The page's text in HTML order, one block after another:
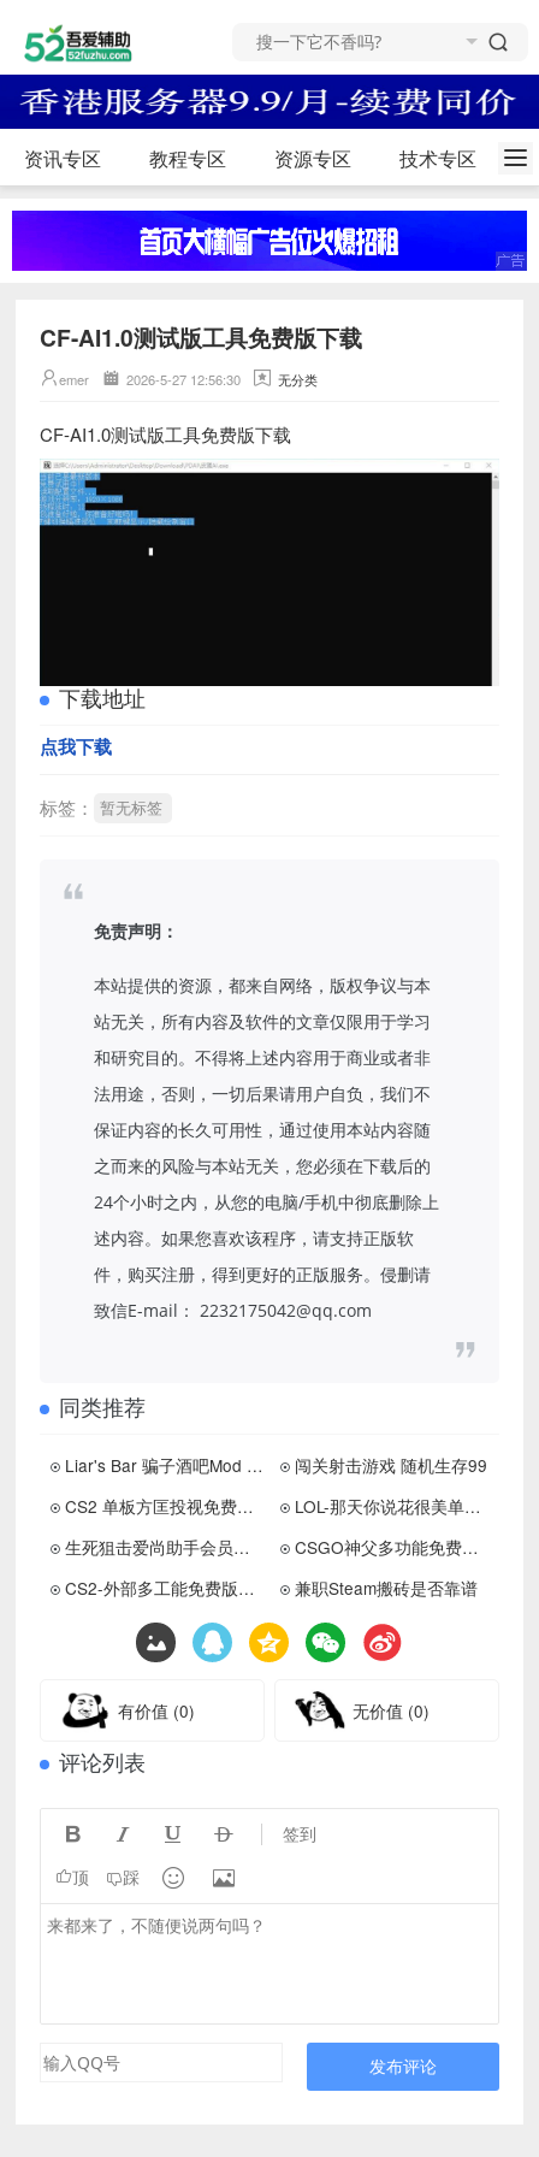
资讯专区 教程专区 资源专区 技术专区
CF-AI1.0测试版工具免费版下载
emer 2026-5-27 12:56:30 无分类
CF-AI1.0测试版工具免费版下载
下载地址
点我下载
标签： 暂无标签
免责声明：
本站提供的资源，都来自网络，版权争议与本
站无关，所有内容及软件的文章仅限用于学习
和研究目的。不得将上述内容用于商业或者非
法用途，否则，一切后果请用户自负，我们不
保证内容的长久可用性，通过使用本站内容随
之而来的风险与本站无关，您必须在下载后的
24个小时之内，从您的电脑/手机中彻底删除上
述内容。如果您喜欢该程序，请支持正版软
件，购买注册，得到更好的正版服务。侵删请
致信E-mail： 2232175042@qq.com
同类推荐
Liar's Bar 骗子酒吧Mod 头部伸缩/随意移动/疯狂
闯关射击游戏 随机生存99
CS2 单板方匡投视免费版助手V1.5下载 更新置顶
LOL-那天你说花很美单板走坎助手下载
生死狙击爱尚助手会员绿化版19.3下载 更新置顶
CSGO神父多功能免费版v9.7下载 更新置顶
CS2-外部多工能免费版助手工具下载
兼职Steam搬砖是否靠谱
有价值 (0) 无价值 (0)
评论列表
    签到
顶 踩  
发布评论